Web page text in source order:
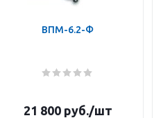
ВПМ-6.2-Ф
21 800руб./шт